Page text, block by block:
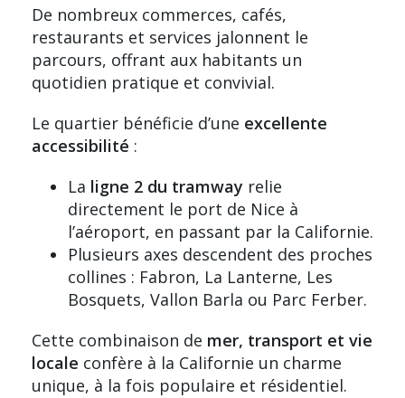
De nombreux commerces, cafés,
restaurants et services jalonnent le
parcours, offrant aux habitants un
quotidien pratique et convivial.
Le quartier bénéficie d’une excellente
accessibilité :
La ligne 2 du tramway relie
directement le port de Nice à
l’aéroport, en passant par la Californie.
Plusieurs axes descendent des proches
collines : Fabron, La Lanterne, Les
Bosquets, Vallon Barla ou Parc Ferber.
Cette combinaison de mer, transport et vie
locale confère à la Californie un charme
unique, à la fois populaire et résidentiel.